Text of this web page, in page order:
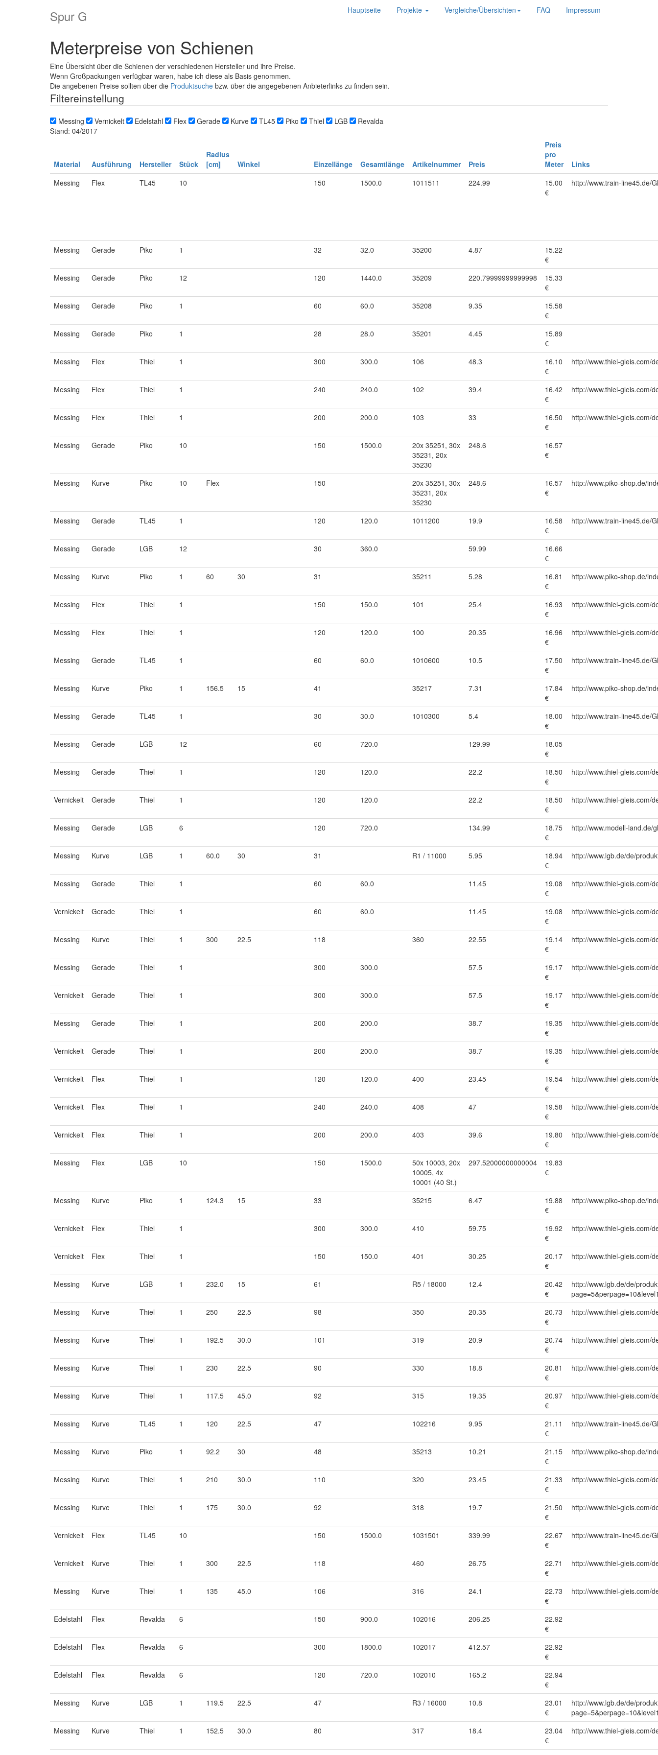
Hauptseite Projekte Vergleiche/Übersichten FAQ Impressum
Spur G
Meterpreise von Schienen
Eine Übersicht über die Schienen der verschiedenen Hersteller und ihre Preise.
Wenn Großpackungen verfügbar waren, habe ich diese als Basis genommen.
Die angebenen Preise sollten über die Produktsuche bzw. über die angegebenen Anbieterlinks zu finden sein.
Filtereinstellung
Messing Vernickelt Edelstahl Flex Gerade Kurve TL45 Piko Thiel LGB
Revalda
Stand: 04/2017
Material Ausführung Hersteller Stück
Radius
[cm]
Winkel Einzellänge Gesamtlänge Artikelnummer Preis
Preis
pro
Meter
Links
Messing
Flex TL45 10 150 1500.0 1011511 224.99
15.00
€
http://www.train-line45.de/
Messing Gerade Piko 1 32 32.0 35200 4.87
15.22
€
Messing
Gerade Piko 12 120 1440.0 35209 220.79999999999998
15.33
€
Messing
Gerade Piko 1 60 60.0 35208 9.35
15.58
€
Messing
Gerade Piko 1 28 28.0 35201 4.45
15.89
€
Messing
Flex Thiel 1 300 300.0 106 48.3
16.10
€
http://www.thiel-gleis.com/
Messing Flex Thiel 1 240 240.0 102 39.4
16.42
€
http://www.thiel-gleis.com/
Messing Flex Thiel 1 200 200.0 103 33
16.50
€
http://www.thiel-gleis.com/
Messing Gerade Piko 10 150 1500.0
20x 35251, 30x
35231, 20x
35230
248.6
16.57
€
Messing Kurve Piko 10 Flex 150
20x 35251, 30x
35231, 20x
35230
248.6
16.57
€
http://www.piko-shop.de/
Messing Gerade TL45 1 120 120.0 1011200 19.9
16.58
€
http://www.train-line45.de/
Messing Gerade LGB 12 30 360.0 59.99
16.66
€
Messing
Kurve Piko 1 60 30 31 35211 5.28
16.81
€
http://www.piko-shop.de/
Messing Flex Thiel 1 150 150.0 101 25.4
16.93
€
http://www.thiel-gleis.com/
Messing Flex Thiel 1 120 120.0 100 20.35
16.96
€
http://www.thiel-gleis.com/
Messing Gerade TL45 1 60 60.0 1010600 10.5
17.50
€
http://www.train-line45.de/
Messing Kurve Piko 1 156.5 15 41 35217 7.31
17.84
€
http://www.piko-shop.de/
Messing Gerade TL45 1 30 30.0 1010300 5.4
18.00
€
http://www.train-line45.de/
Messing Gerade LGB 12 60 720.0 129.99
18.05
€
Messing
Gerade Thiel 1 120 120.0 22.2
18.50
€
http://www.thiel-gleis.com/
Vernickelt Gerade Thiel 1 120 120.0 22.2
18.50
€
http://www.thiel-gleis.com/
Messing Gerade LGB 6 120 720.0 134.99
18.75
€
http://www.modell-land.de/
Messing Kurve LGB 1 60.0 30 31 R1 / 11000 5.95
18.94
€
http://www.lgb.de/de/
Messing Gerade Thiel 1 60 60.0 11.45
19.08
€
http://www.thiel-gleis.com/
Vernickelt Gerade Thiel 1 60 60.0 11.45
19.08
€
http://www.thiel-gleis.com/
Messing Kurve Thiel 1 300 22.5 118 360 22.55
19.14
€
http://www.thiel-gleis.com/
Messing Gerade Thiel 1 300 300.0 57.5
19.17
€
http://www.thiel-gleis.com/
Vernickelt Gerade Thiel 1 300 300.0 57.5
19.17
€
http://www.thiel-gleis.com/
Messing Gerade Thiel 1 200 200.0 38.7
19.35
€
http://www.thiel-gleis.com/
Vernickelt Gerade Thiel 1 200 200.0 38.7
19.35
€
http://www.thiel-gleis.com/
Vernickelt Flex Thiel 1 120 120.0 400 23.45
19.54
€
http://www.thiel-gleis.com/
Vernickelt Flex Thiel 1 240 240.0 408 47
19.58
€
http://www.thiel-gleis.com/
Vernickelt Flex Thiel 1 200 200.0 403 39.6
19.80
€
http://www.thiel-gleis.com/
Messing Flex LGB 10 150 1500.0
50x 10003, 20x
10005, 4x
10001 (40 St.)
297.52000000000004
19.83
€
Messing Kurve Piko 1 124.3 15 33 35215 6.47
19.88
€
http://www.piko-shop.de/
Vernickelt Flex Thiel 1 300 300.0 410 59.75
19.92
€
http://www.thiel-gleis.com/
Vernickelt Flex Thiel 1 150 150.0 401 30.25
20.17
€
http://www.thiel-gleis.com/
Messing Kurve LGB 1 232.0 15 61 R5 / 18000 12.4
20.42
€
http://www.lgb.de/de/
Messing
Kurve Thiel 1 250 22.5 98 350 20.35
20.73
€
http://www.thiel-gleis.com/
Messing Kurve Thiel 1 192.5 30.0 101 319 20.9
20.74
€
http://www.thiel-gleis.com/
Messing Kurve Thiel 1 230 22.5 90 330 18.8
20.81
€
http://www.thiel-gleis.com/
Messing Kurve Thiel 1 117.5 45.0 92 315 19.35
20.97
€
http://www.thiel-gleis.com/
Messing Kurve TL45 1 120 22.5 47 102216 9.95
21.11
€
http://www.train-line45.de/
Messing Kurve Piko 1 92.2 30 48 35213 10.21
21.15
€
http://www.piko-shop.de/
Messing Kurve Thiel 1 210 30.0 110 320 23.45
21.33
€
http://www.thiel-gleis.com/
Messing Kurve Thiel 1 175 30.0 92 318 19.7
21.50
€
http://www.thiel-gleis.com/
Vernickelt Flex TL45 10 150 1500.0 1031501 339.99
22.67
€
http://www.train-line45.de/
Vernickelt Kurve Thiel 1 300 22.5 118 460 26.75
22.71
€
http://www.thiel-gleis.com/
Messing Kurve Thiel 1 135 45.0 106 316 24.1
22.73
€
http://www.thiel-gleis.com/
Edelstahl Flex Revalda 6 150 900.0 102016 206.25
22.92
€
Edelstahl
Flex Revalda 6 300 1800.0 102017 412.57
22.92
€
Edelstahl
Flex Revalda 6 120 720.0 102010 165.2
22.94
€
Messing
Kurve LGB 1 119.5 22.5 47 R3 / 16000 10.8
23.01
€
http://www.lgb.de/de/
Messing
Kurve Thiel 1 152.5 30.0 80 317 18.4
23.04
€
http://www.thiel-gleis.com/